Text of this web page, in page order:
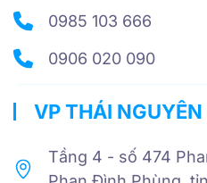
0985 103 666
0906 020 090
VP THÁI NGUYÊN
Tầng 4 - số 474